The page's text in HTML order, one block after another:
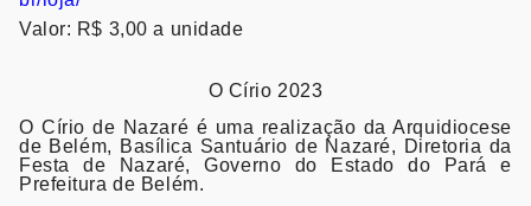
Valor: R$ 3,00 a unidade
O Círio 2023
O Círio de Nazaré é uma realização da Arquidiocese
de Belém, Basílica Santuário de Nazaré, Diretoria da
Festa de Nazaré, Governo do Estado do Pará e
Prefeitura de Belém.